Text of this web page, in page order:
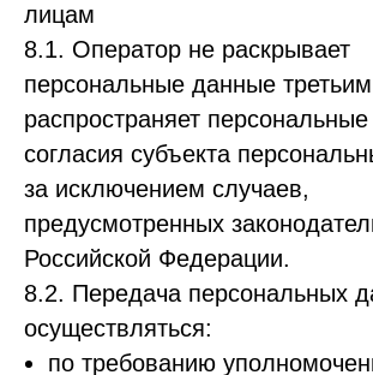
лицам
8.1. Оператор не раскрывает
персональные данные
распространяет
согласия субъекта
за исключением случаев,
предусмотренных
Российской Федерации.
8.2. Передача персональных
осуществляться:
по требованию